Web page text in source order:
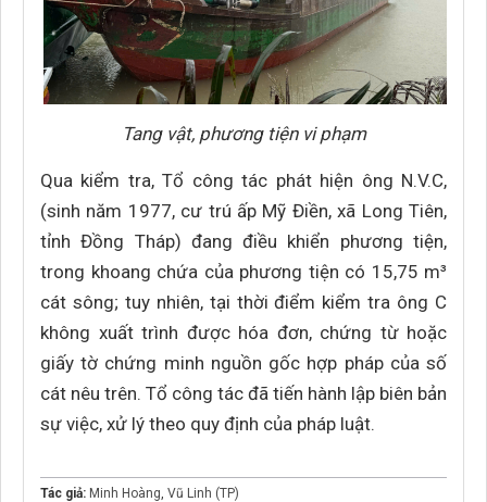
Tang vật, phương tiện vi phạm
Qua kiểm tra, Tổ công tác phát hiện ông N.V.C,
(sinh năm 1977, cư trú ấp Mỹ Điền, xã Long Tiên,
tỉnh Đồng Tháp) đang điều khiển phương tiện,
trong khoang chứa của phương tiện có 15,75 m³
cát sông; tuy nhiên, tại thời điểm kiểm tra ông C
không xuất trình được hóa đơn, chứng từ hoặc
giấy tờ chứng minh nguồn gốc hợp pháp của số
cát nêu trên. Tổ công tác đã tiến hành lập biên bản
sự việc, xử lý theo quy định của pháp luật.
Tác giả: Minh Hoàng, Vũ Linh (TP)